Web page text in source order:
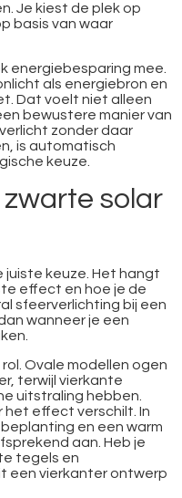
Je kiest de plek op
basis van waar
energiebesparing mee.
als energiebron en
Dat voelt niet alleen
bewustere manier van
zonder daar
is automatisch
keuze.
solar
juiste keuze. Het hangt
effect en hoe je de
sfeerverlichting bij een
wanneer je een
Ovale modellen ogen
terwijl vierkante
uitstraling hebben.
het effect verschilt. In
en een warm
aan. Heb je
tegels en
een vierkanter ontwerp